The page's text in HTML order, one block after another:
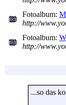
Fotoalbum:
http://
Fotoalbum:
http://
...so das